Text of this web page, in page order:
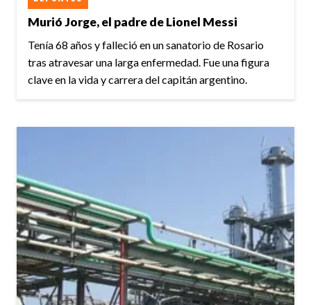
Murió Jorge, el padre de Lionel Messi
Tenía 68 años y falleció en un sanatorio de Rosario
tras atravesar una larga enfermedad. Fue una figura
clave en la vida y carrera del capitán argentino.